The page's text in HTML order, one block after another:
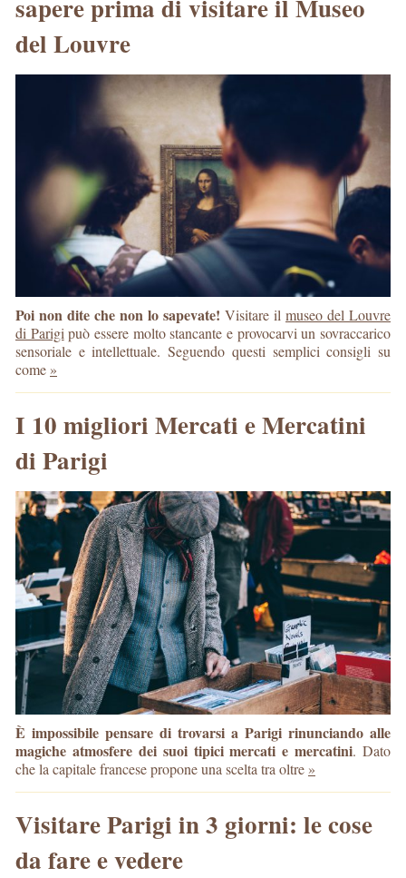
sapere prima di visitare il Museo
del Louvre
Poi non dite che non lo sapevate! Visitare il museo del Louvre
di Parigi può essere molto stancante e provocarvi un sovraccarico
sensoriale e intellettuale. Seguendo questi semplici consigli su
come »
I 10 migliori Mercati e Mercatini
di Parigi
È impossibile pensare di trovarsi a Parigi rinunciando alle
magiche atmosfere dei suoi tipici mercati e mercatini. Dato
che la capitale francese propone una scelta tra oltre »
Visitare Parigi in 3 giorni: le cose
da fare e vedere